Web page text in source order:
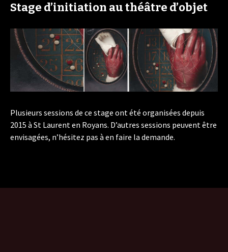
Stage d’initiation au théâtre d’objet
Plusieurs sessions de ce stage ont été organisées depuis
2015 à St Laurent en Royans. D’autres sessions peuvent être
envisagées, n’hésitez pas à en faire la demande.